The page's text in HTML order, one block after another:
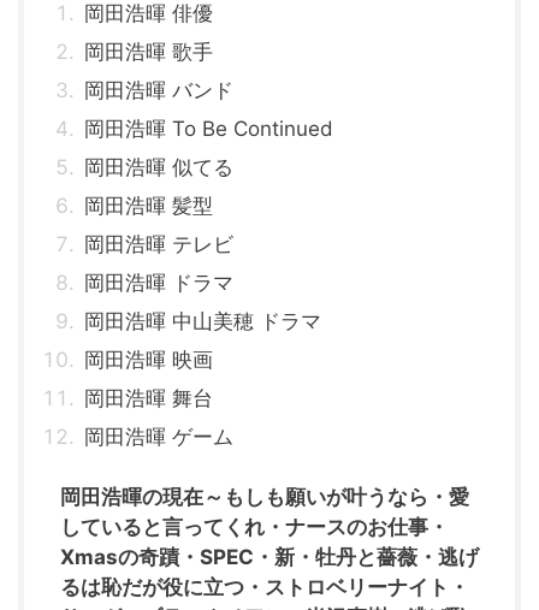
岡田浩暉 俳優
岡田浩暉 歌手
岡田浩暉 バンド
岡田浩暉 To Be Continued
岡田浩暉 似てる
岡田浩暉 髪型
岡田浩暉 テレビ
岡田浩暉 ドラマ
岡田浩暉 中山美穂 ドラマ
岡田浩暉 映画
岡田浩暉 舞台
岡田浩暉 ゲーム
岡田浩暉の現在～もしも願いが叶うなら・愛
していると言ってくれ・ナースのお仕事・
Xmasの奇蹟・SPEC・新・牡丹と薔薇・逃げ
るは恥だが役に立つ・ストロベリーナイト・